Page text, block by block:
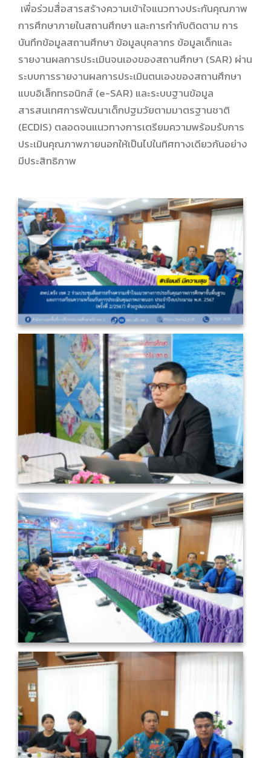
เพื่อร่วมสื่อสารสร้างความเข้าใจแนวทางประกันคุณภาพ
การศึกษาภายในสถานศึกษา และการกำกับติดตาม การ
บันทึกข้อมูลสถานศึกษา ข้อมูลบุคลากร ข้อมูลเด็กและ
รายงานผลการประเมินจนเองของสถานศึกษา (SAR) ผ่าน
ระบบการรายงานผลการประเมินตนเองของสถานศึกษา
แบบอิเล็กทรอนิกส์ (e-SAR) และระบบฐานข้อมูล
สารสนเทศการพัฒนาเด็กปฐมวัยตามมาตรฐานชาติ
(ECDIS) ตลอดจนแนวทางการเตรียมความพร้อมรับการ
ประเมินคุณภาพภายนอกให้เป็นไปในทิศทางเดียวกันอย่าง
มีประสิทธิภาพ